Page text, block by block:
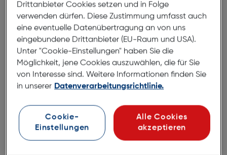
Panasonic RF-2400DEG-K Radio
Drittanbieter Cookies setzen und in Folge
verwenden dürfen. Diese Zustimmung umfasst auch
eine eventuelle Datenübertragung an von uns
eingebundene Drittanbieter (EU-Raum und USA).
Unter "Cookie-Einstellungen" haben Sie die
Möglichkeit, jene Cookies auszuwählen, die für Sie
von Interesse sind. Weitere Informationen finden Sie
in unserer Datenverarbeitungsrichtlinie.
Cookie-
Einstellungen
Alle Cookies
akzeptieren